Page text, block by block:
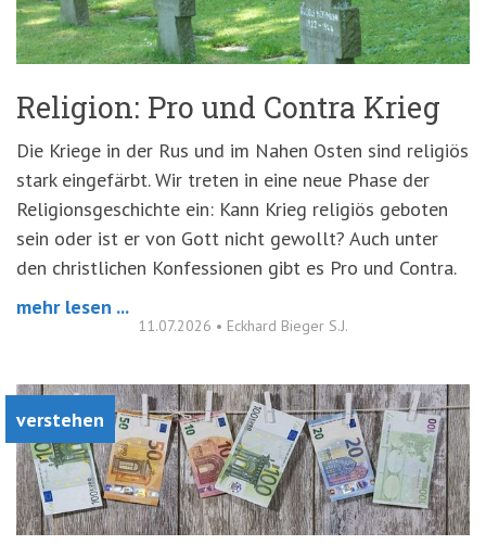
Religion: Pro und Contra Krieg
Die Kriege in der Rus und im Nahen Osten sind religiös
stark eingefärbt. Wir treten in eine neue Phase der
Religionsgeschichte ein: Kann Krieg religiös geboten
sein oder ist er von Gott nicht gewollt? Auch unter
den christlichen Konfessionen gibt es Pro und Contra.
mehr lesen ...
11.07.2026 • Eckhard Bieger S.J.
verstehen